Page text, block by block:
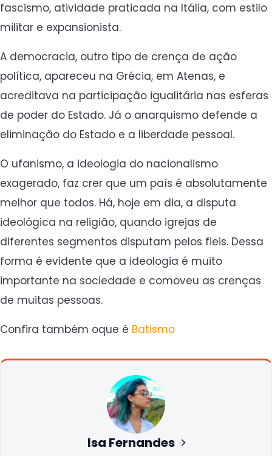
fascismo, atividade praticada na Itália, com estilo
militar e expansionista.
A democracia, outro tipo de crença de ação
política, apareceu na Grécia, em Atenas, e
acreditava na participação igualitária nas esferas
de poder do Estado. Já o anarquismo defende a
eliminação do Estado e a liberdade pessoal.
O ufanismo, a ideologia do nacionalismo
exagerado, faz crer que um país é absolutamente
melhor que todos. Há, hoje em dia, a disputa
ideológica na religião, quando igrejas de
diferentes segmentos disputam pelos fieis. Dessa
forma é evidente que a ideologia é muito
importante na sociedade e comoveu as crenças
de muitas pessoas.
Confira também oque é Batismo
Isa Fernandes